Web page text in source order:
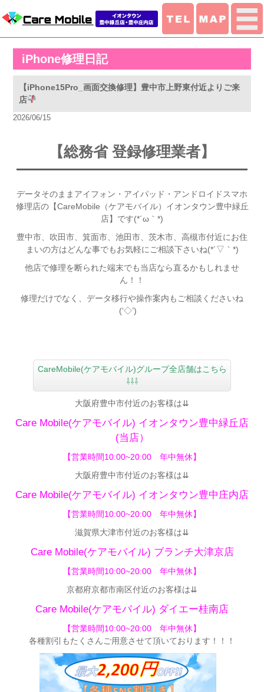
iPhone修理日記
【iPhone15Pro_画面交換修理】豊中市上野東付近よりご来
店
2026/06/15
【総務省 登録修理業者】
データそのままアイフォン・アイパッド・アンドロイドスマホ
修理店の【CareMobile（ケアモバイル）イオンタウン豊中緑丘
店】です(*´ω｀*)
豊中市、吹田市、箕面市、池田市、茨木市、高槻市付近にお住
まいの方はどんな事でもお気軽にご相談下さいね(*´▽｀*)
他店で修理を断られた端末でも当店なら直るかもしれませ
ん！！
修理だけでなく、データ移行や操作案内もご相談くださいね
(‘◇’)ゞ
CareMobile(ケアモバイル)グループ全店舗はこちら
⇩⇩⇩
大阪府豊中市付近のお客様は⇊
Care Mobile(ケアモバイル) イオンタウン豊中緑丘店
(当店）
【営業時間10:00~20:00 年中無休】
大阪府豊中市付近のお客様は⇊
Care Mobile(ケアモバイル) イオンタウン豊中庄内店
【営業時間10:00~20:00 年中無休】
滋賀県大津市付近のお客様は⇊
Care Mobile(ケアモバイル) ブランチ大津京店
【営業時間10:00~20:00 年中無休】
京都府京都市南区付近のお客様は⇊
Care Mobile(ケアモバイル) ダイエー桂南店
【営業時間10:00~20:00 年中無休】
各種割引もたくさんご用意させて頂いてお ります！！！